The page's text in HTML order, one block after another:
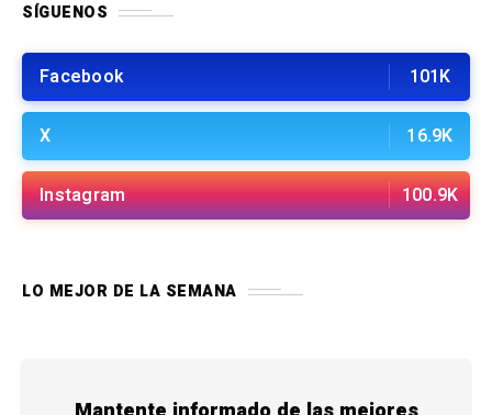
SÍGUENOS
Facebook 101K
X 16.9K
Instagram 100.9K
LO MEJOR DE LA SEMANA